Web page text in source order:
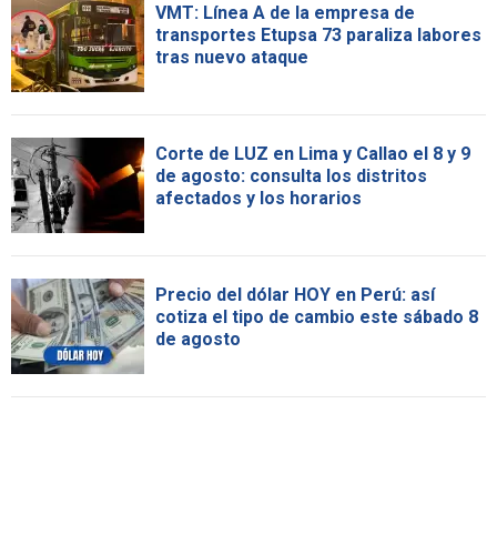
VMT: Línea A de la empresa de
transportes Etupsa 73 paraliza labores
tras nuevo ataque
Corte de LUZ en Lima y Callao el 8 y 9
de agosto: consulta los distritos
afectados y los horarios
Precio del dólar HOY en Perú: así
cotiza el tipo de cambio este sábado 8
de agosto